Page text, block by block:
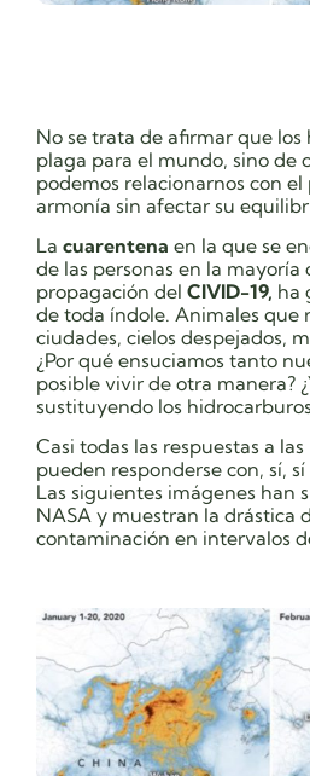
No se trata de afirmar que los
plaga para el mundo, sino de
podemos relacionarnos con
armonía sin afectar su
La cuarentena en la que se
de las personas en la mayoría
propagación del CIVID-19, ha
de toda índole. Animales que
ciudades, cielos despejados,
¿Por qué ensuciamos tanto
posible vivir de otra manera?
sustituyendo los
Casi todas las respuestas a
pueden responderse con, sí,
Las siguientes imágenes han
NASA y muestran la drástica
contaminación en intervalos